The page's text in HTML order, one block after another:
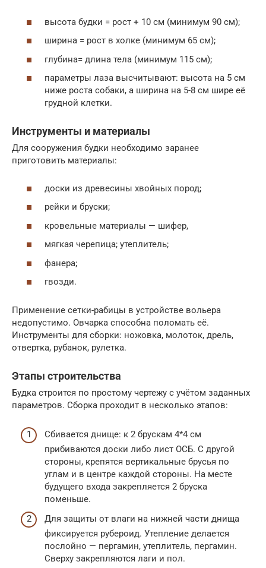
высота будки = рост + 10 см (минимум 90 см);
ширина = рост в холке (минимум 65 см);
глубина= длина тела (минимум 115 см);
параметры лаза высчитывают: высота на 5 см
ниже роста собаки, а ширина на 5-8 см шире её
грудной клетки.
Инструменты и материалы
Для сооружения будки необходимо заранее
приготовить материалы:
доски из древесины хвойных пород;
рейки и бруски;
кровельные материалы — шифер,
мягкая черепица; утеплитель;
фанера;
гвозди.
Применение сетки-рабицы в устройстве вольера
недопустимо. Овчарка способна поломать её.
Инструменты для сборки: ножовка, молоток, дрель,
отвертка, рубанок, рулетка.
Этапы строительства
Будка строится по простому чертежу с учётом заданных
параметров. Сборка проходит в несколько этапов:
Сбивается днище: к 2 брускам 4*4 см
прибиваются доски либо лист ОСБ. С другой
стороны, крепятся вертикальные брусья по
углам и в центре каждой стороны. На месте
будущего входа закрепляется 2 бруска
поменьше.
Для защиты от влаги на нижней части днища
фиксируется рубероид. Утепление делается
послойно — пергамин, утеплитель, пергамин.
Сверху закрепляются лаги и пол.